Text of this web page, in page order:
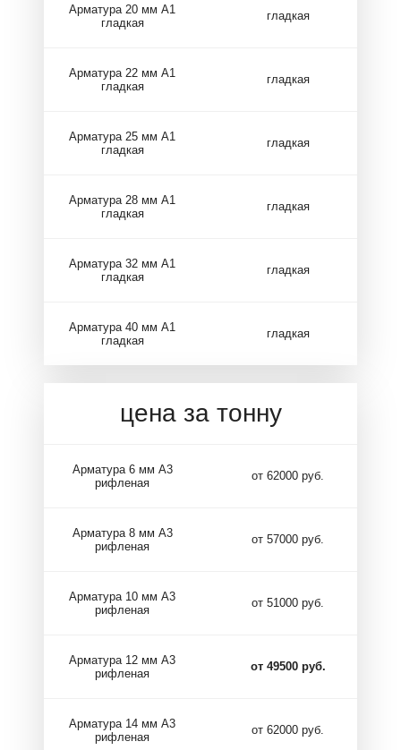
Арматура 20 мм А1
гладкая
гладкая
Арматура 22 мм А1
гладкая
гладкая
Арматура 25 мм А1
гладкая
гладкая
Арматура 28 мм А1
гладкая
гладкая
Арматура 32 мм А1
гладкая
гладкая
Арматура 40 мм А1
гладкая
гладкая
цена за тонну
Арматура 6 мм А3
рифленая
от 62000 руб.
Арматура 8 мм А3
рифленая
от 57000 руб.
Арматура 10 мм А3
рифленая
от 51000 руб.
Арматура 12 мм А3
рифленая
от 49500 руб.
Арматура 14 мм А3
рифленая
от 62000 руб.